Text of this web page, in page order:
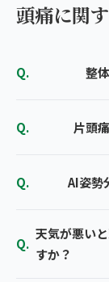
頭痛に関
整
片頭
AI姿勢
天気が悪い
すか？